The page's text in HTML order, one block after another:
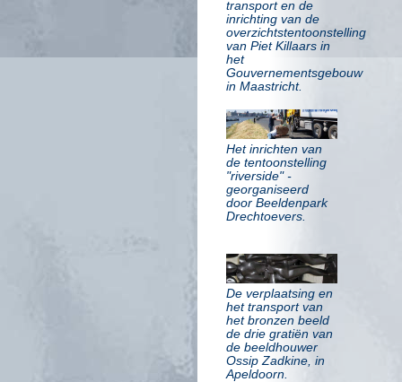
transport en de
inrichting van de
overzichtstentoonstelling
van Piet Killaars in
het
Gouvernementsgebouw
in Maastricht.
Het inrichten van
de tentoonstelling
"riverside" -
georganiseerd
door Beeldenpark
Drechtoevers.
De verplaatsing en
het transport van
het bronzen beeld
de drie gratiën van
de beeldhouwer
Ossip Zadkine, in
Apeldoorn.